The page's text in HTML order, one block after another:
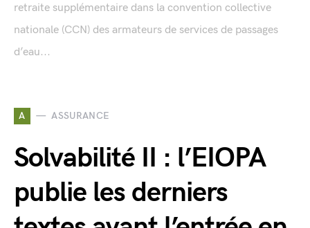
retraite supplémentaire dans la convention collective
nationale (CCN) des armateurs de services de passages
d’eau...
A ASSURANCE
Solvabilité II : l’EIOPA
publie les derniers